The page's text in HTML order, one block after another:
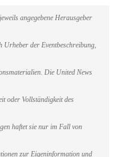
angegebene Herausgeber
Urheber der Eventbeschreibung,
Die United News
oder Vollständigkeit des
haftet sie nur im Fall von
zur Eigeninformation und